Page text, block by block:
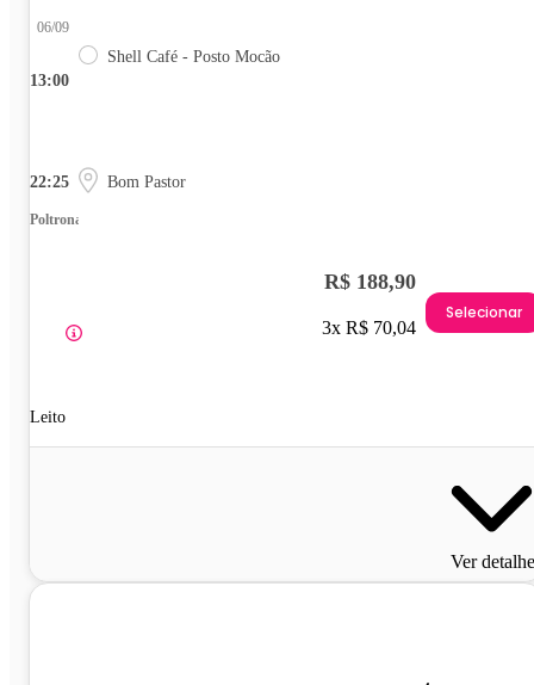
13:00
06/09
Shell Café - Posto Mocão
22:25 Bom Pastor
Poltrona
Leito
R$ 188,90
3x R$ 70,04
Selecionar
Ver